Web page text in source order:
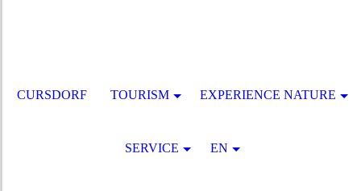
CURSDORF TOURISM EXPERIENCE NATURE
SERVICE EN